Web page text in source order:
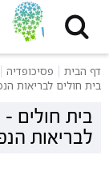
דף הבית פסיכופדיה
בית חולים לבריאות
- בית חולים
לבריאות